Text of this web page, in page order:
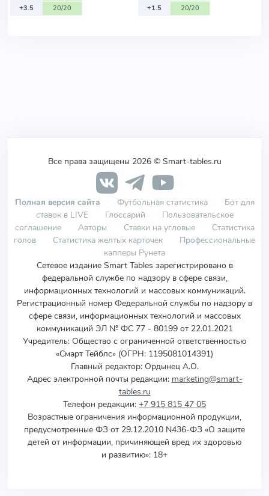
+3.5
20/20
+1.5
20/20
Все права защищены 2026 © Smart-tables.ru
Полная версия сайта Футбольная статистика
Бот для
ставок в LIVE
Глоссарий
Пользовательское
соглашение
Авторы Ставки на угловые
Статистика
голов
Статистика желтых карточек
Профессиональные
капперы Рунета
Сетевое издание Smart Tables зарегистрировано в
федеральной службе по надзору в сфере связи,
информационных технологий и массовых коммуникаций.
Регистрационный номер Федеральной службы по надзору в
сфере связи, информационных технологий и массовых
коммуникаций ЭЛ № ФС 77 - 80199 от 22.01.2021
Учредитель: Общество с ограниченной ответственностью
«Смарт Тейблс» (ОГРН: 1195081014391)
Главный редактор: Ордынец А.О.
Адрес электронной почты редакции: marketing@smart-
tables.ru
Телефон редакции: +7 915 815 47 05
Возрастные ограничения информационной продукции,
предусмотренные ФЗ от 29.12.2010 N436-ФЗ «О защите
детей от информации, причиняющей вред их здоровью
и развитию»: 18+